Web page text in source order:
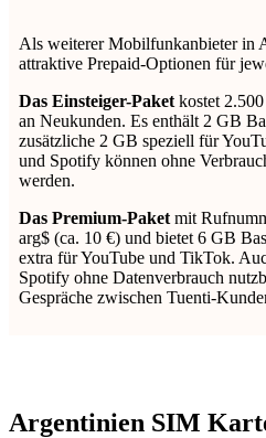
Als weiterer Mobilfunkanbieter in
attraktive Prepaid-Optionen für
Das Einsteiger-Paket kostet
an Neukunden. Es enthält 2 GB
zusätzliche 2 GB speziell für
und Spotify können ohne
werden.
Das Premium-Paket mit
arg$ (ca. 10 €) und bietet 6 GB
extra für YouTube und TikTok.
Spotify ohne Datenverbrauch
Gespräche zwischen Tuenti-
Argentinien SIM